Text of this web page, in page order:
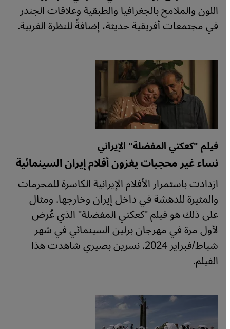
اللون والملامح بالجغرافيا والطبقية وعلاقات الجندر
في مجتمعات أفريقية حديثة، إضافةً للنظرة الغربية.
فيلم "كعكتي المفضلة" الإيراني
نساء غير محجبات يغزون أفلام إيران السينمائية
ازدادت باستمرار الأفلام الإيرانية الكاسرة للمحرمات
والمثيرة للدهشة في داخل إيران وخارجها. ومثال
على ذلك هو فيلم "كعكتي المفضلة" الذي عُرض
لأول مرة في مهرجان برلين السينمائي في شهر
شباط/فبراير 2024. نسرين بصيري شاهدت هذا
الفيلم.